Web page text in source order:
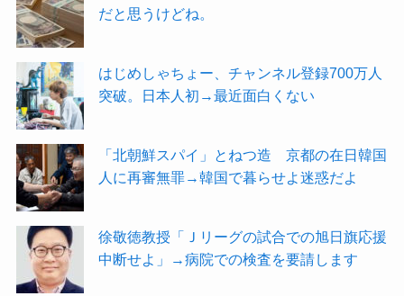
だと思うけどね。
はじめしゃちょー、チャンネル登録700万人
突破。日本人初→最近面白くない
「北朝鮮スパイ」とねつ造 京都の在日韓国
人に再審無罪→韓国で暮らせよ迷惑だよ
徐敬徳教授「Ｊリーグの試合での旭日旗応援
中断せよ」→病院での検査を要請します